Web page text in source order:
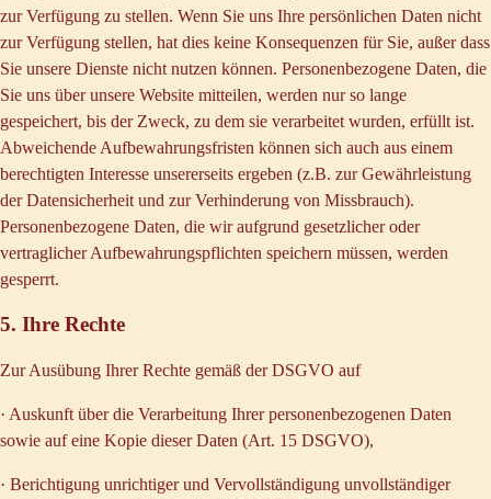
zur Verfügung zu stellen. Wenn Sie uns Ihre persönlichen Daten nicht
zur Verfügung stellen, hat dies keine Konsequenzen für Sie, außer dass
Sie unsere Dienste nicht nutzen können. Personenbezogene Daten, die
Sie uns über unsere Website mitteilen, werden nur so lange
gespeichert, bis der Zweck, zu dem sie verarbeitet wurden, erfüllt ist.
Abweichende Aufbewahrungsfristen können sich auch aus einem
berechtigten Interesse unsererseits ergeben (z.B. zur Gewährleistung
der Datensicherheit und zur Verhinderung von Missbrauch).
Personenbezogene Daten, die wir aufgrund gesetzlicher oder
vertraglicher Aufbewahrungspflichten speichern müssen, werden
gesperrt.
5. Ihre Rechte
Zur Ausübung Ihrer Rechte gemäß der DSGVO auf
· Auskunft über die Verarbeitung Ihrer personenbezogenen Daten
sowie auf eine Kopie dieser Daten (Art. 15 DSGVO),
· Berichtigung unrichtiger und Vervollständigung unvollständiger